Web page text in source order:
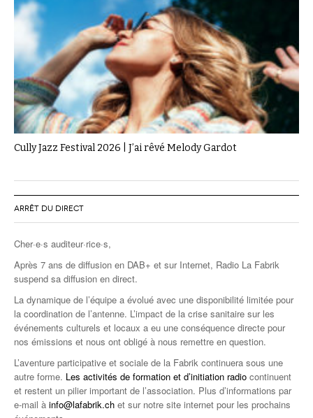
Cully Jazz Festival 2026 | J’ai rêvé Melody Gardot
ARRÊT DU DIRECT
Cher·e·s auditeur·rice·s,
Après 7 ans de diffusion en DAB+ et sur Internet, Radio La Fabrik
suspend sa diffusion en direct.
La dynamique de l’équipe a évolué avec une disponibilité limitée pour
la coordination de l’antenne. L’impact de la crise sanitaire sur les
événements culturels et locaux a eu une conséquence directe pour
nos émissions et nous ont obligé à nous remettre en question.
L’aventure participative et sociale de la Fabrik continuera sous une
autre forme. Les activités de formation et d’initiation radio continuent
et restent un pilier important de l’association. Plus d’informations par
e-mail à info@lafabrik.ch et sur notre site internet pour les prochains